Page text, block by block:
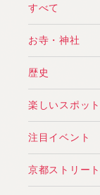
すべて
お寺・神社
歴史
楽しいスポット
注目イベント
京都ストリート